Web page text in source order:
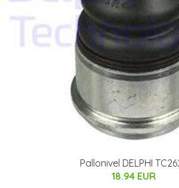
Pallonivel DELPHI
18.94 EUR